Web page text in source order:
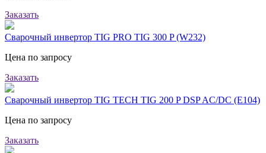
Заказать
Сварочный инвертор TIG PRO TIG 300 P (W232)
Цена по запросу
Заказать
Сварочный инвертор TIG TECH TIG 200 P DSP AC/DC (E104)
Цена по запросу
Заказать